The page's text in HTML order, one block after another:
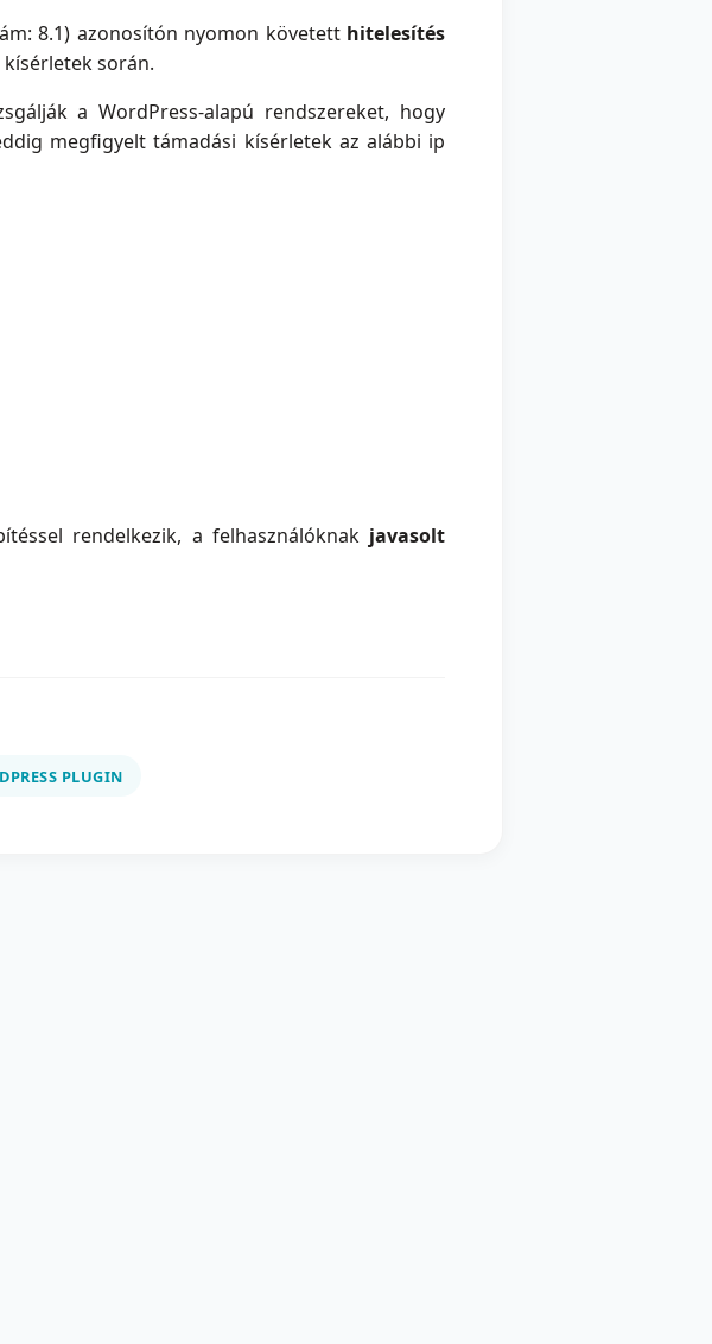
8.1) azonosítón nyomon követett hitelesítés
során.
a WordPress-alapú rendszereket, hogy
megfigyelt támadási kísérletek az alábbi ip
rendelkezik, a felhasználóknak javasolt
PLUGIN